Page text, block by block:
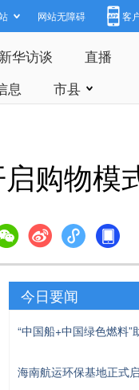
网站无障碍 客
新华访谈 直播
息 市县
购物模
今日要闻
“中国船+中国绿色燃料
海南航运环保基地正式